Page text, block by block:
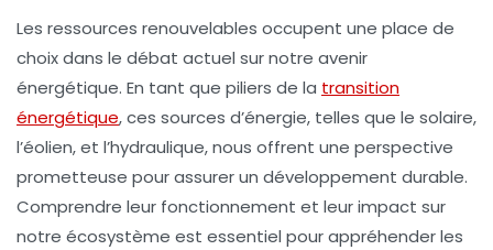
Les ressources renouvelables occupent une place de
choix dans le débat actuel sur notre avenir
énergétique. En tant que piliers de la transition
énergétique, ces sources d’énergie, telles que le solaire,
l’éolien, et l’hydraulique, nous offrent une perspective
prometteuse pour assurer un développement durable.
Comprendre leur fonctionnement et leur impact sur
notre écosystème est essentiel pour appréhender les